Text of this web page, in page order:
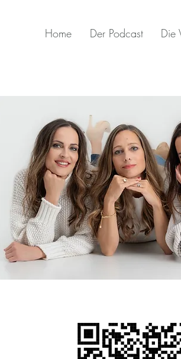
Home Der Podcast Die